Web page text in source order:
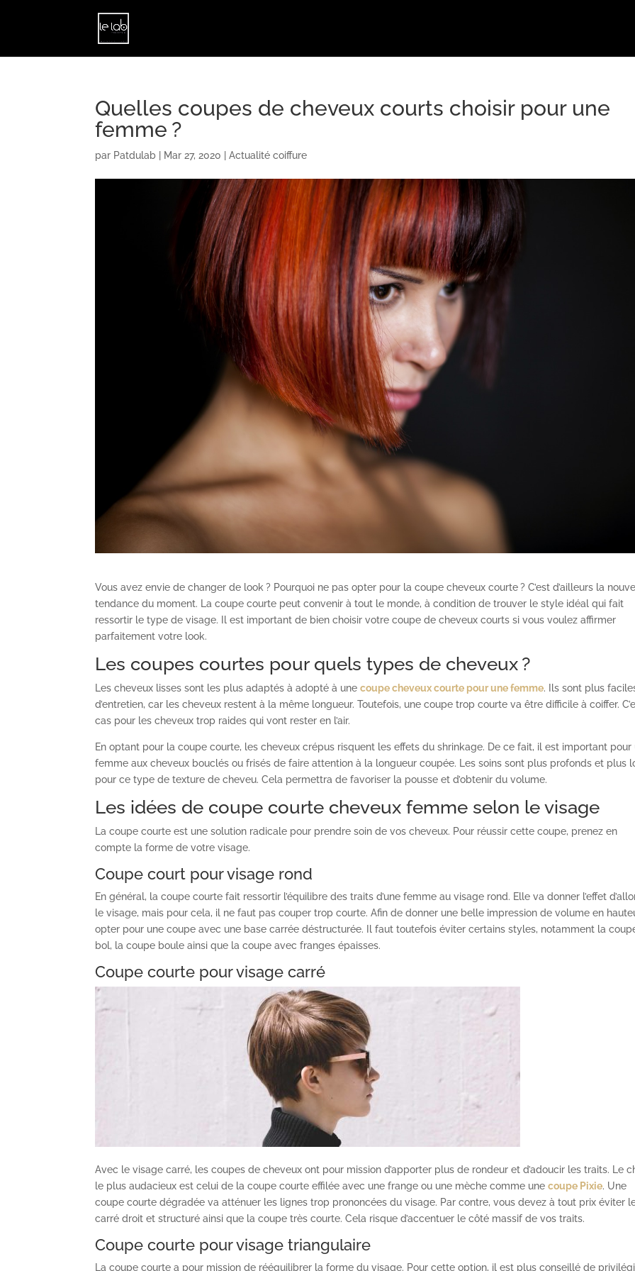
Quelles coupes de cheveux courts choisir pour une
femme ?
par Patdulab Mar 27, 2020 |Actualité coiffure
Vous avez envie de changer de look ? Pourquoi ne pas opter pour la coupe cheveux courte ? C’est d’ailleurs la
tendance du moment. La coupe courte peut convenir à tout le monde, à condition de trouver le style idéal qui fait
ressortir le type de visage. Il est important de bien choisir votre coupe de cheveux courts si vous voulez affirmer
parfaitement votre look.
Les coupes courtes pour quels types de cheveux ?
Les cheveux lisses sont les plus adaptés à adopté à unecoupe cheveux courte pour une femme. Ils sont plus
d’entretien, car les cheveux restent à la même longueur. Toutefois, une coupe trop courte va être difficile à coiffer.
cas pour les cheveux trop raides qui vont rester en l’air.
En optant pour la coupe courte, les cheveux crépus risquent les effets du shrinkage. De ce fait, il est important pour
femme aux cheveux bouclés ou frisés de faire attention à la longueur coupée. Les soins sont plus profonds et plus
pour ce type de texture de cheveu. Cela permettra de favoriser la pousse et d’obtenir du volume.
Les idées de coupe courte cheveux femme selon le visage
La coupe courte est une solution radicale pour prendre soin de vos cheveux. Pour réussir cette coupe, prenez en
compte la forme de votre visage.
Coupe court pour visage rond
En général, la coupe courte fait ressortir l’équilibre des traits d’une femme au visage rond. Elle va donner l’effet
le visage, mais pour cela, il ne faut pas couper trop courte. Afin de donner une belle impression de volume en
opter pour une coupe avec une base carrée déstructurée. Il faut toutefois éviter certains styles, notamment la
bol, la coupe boule ainsi que la coupe avec franges épaisses.
Coupe courte pour visage carré
Avec le visage carré, les coupes de cheveux ont pour mission d’apporter plus de rondeur et d’adoucir les traits. Le
le plus audacieux est celui de la coupe courte effilée avec une frange ou une mèche comme unecoupe Pixie. Une
coupe courte dégradée va atténuer les lignes trop prononcées du visage. Par contre, vous devez à tout prix éviter
carré droit et structuré ainsi que la coupe très courte. Cela risque d’accentuer le côté massif de vos traits.
Coupe courte pour visage triangulaire
La coupe courte a pour mission de rééquilibrer la forme du visage. Pour cette option, il est plus conseillé de